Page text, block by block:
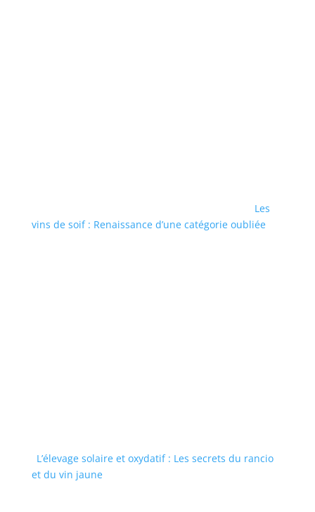
Les
vins de soif : Renaissance d’une catégorie oubliée
L’élevage solaire et oxydatif : Les secrets du rancio
et du vin jaune